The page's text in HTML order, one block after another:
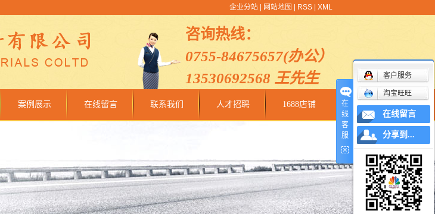
企业分站 网站地图 RSS XML
咨询热线：
0755-84675657(办公）
13530692568 王先生
案例展示 在线留言 联系我们 人才招聘 1688店铺
在
线
客
服
客户服务
淘宝旺旺
在线留言
分享到...